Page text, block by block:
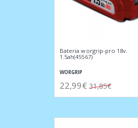
Bateria worgrip-pro 18v.
1.5ah(45567)
WORGRIP
22,99€ 31,85€